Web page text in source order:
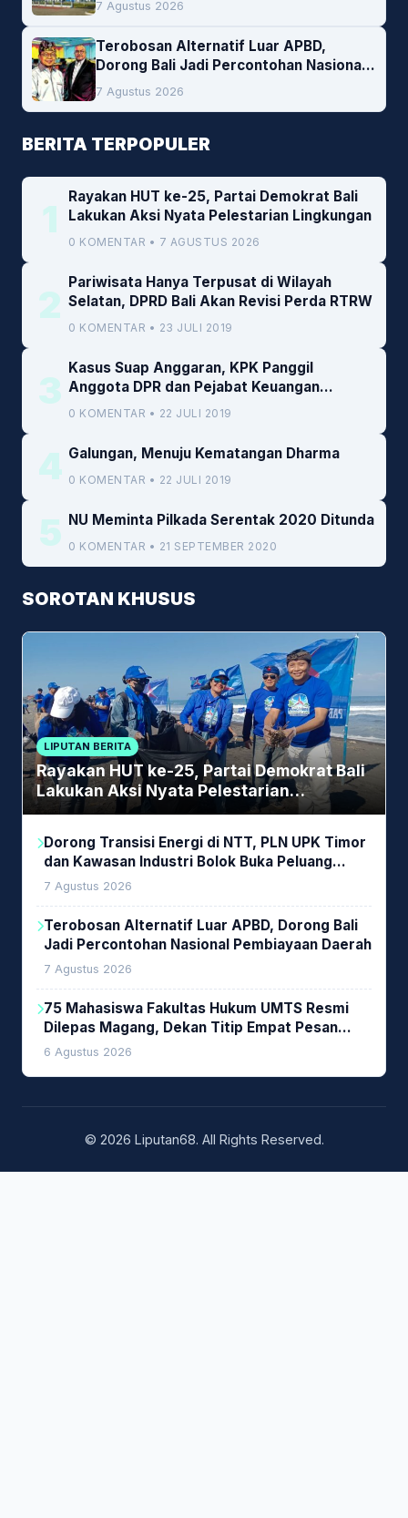
Cofiring PLTU Bolok
7 Agustus 2026
Terobosan Alternatif Luar APBD,
Dorong Bali Jadi Percontohan Nasional
Pembiayaan Daerah
7 Agustus 2026
BERITA TERPOPULER
1
Rayakan HUT ke-25, Partai Demokrat Bali
Lakukan Aksi Nyata Pelestarian Lingkungan
0 KOMENTAR • 7 AGUSTUS 2026
2
Pariwisata Hanya Terpusat di Wilayah
Selatan, DPRD Bali Akan Revisi Perda RTRW
0 KOMENTAR • 23 JULI 2019
3
Kasus Suap Anggaran, KPK Panggil
Anggota DPR dan Pejabat Keuangan
Kemenkeu
0 KOMENTAR • 22 JULI 2019
4 Galungan, Menuju Kematangan Dharma
0 KOMENTAR • 22 JULI 2019
5 NU Meminta Pilkada Serentak 2020 Ditunda
0 KOMENTAR • 21 SEPTEMBER 2020
SOROTAN KHUSUS
LIPUTAN BERITA
Rayakan HUT ke-25, Partai Demokrat Bali
Lakukan Aksi Nyata Pelestarian
Lingkungan
Dorong Transisi Energi di NTT, PLN UPK Timor
dan Kawasan Industri Bolok Buka Peluang
Investasi Woodchip untuk Cofiring PLTU Bolok
7 Agustus 2026
Terobosan Alternatif Luar APBD, Dorong Bali
Jadi Percontohan Nasional Pembiayaan Daerah
7 Agustus 2026
75 Mahasiswa Fakultas Hukum UMTS Resmi
Dilepas Magang, Dekan Titip Empat Pesan
Penting
6 Agustus 2026
© 2026 Liputan68. All Rights Reserved.